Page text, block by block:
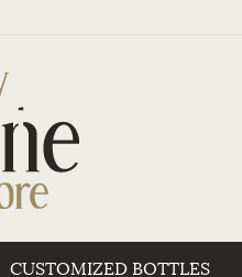
CUSTOMIZED BOTTLES